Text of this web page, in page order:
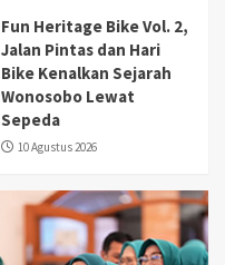
Fun Heritage Bike Vol. 2,
Jalan Pintas dan Hari
Bike Kenalkan Sejarah
Wonosobo Lewat
Sepeda
10 Agustus 2026